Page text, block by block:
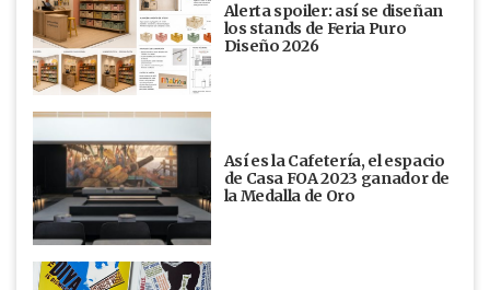
Alerta spoiler: así se diseñan
los stands de Feria Puro
Diseño 2026
Así es la Cafetería, el espacio
de Casa FOA 2023 ganador de
la Medalla de Oro